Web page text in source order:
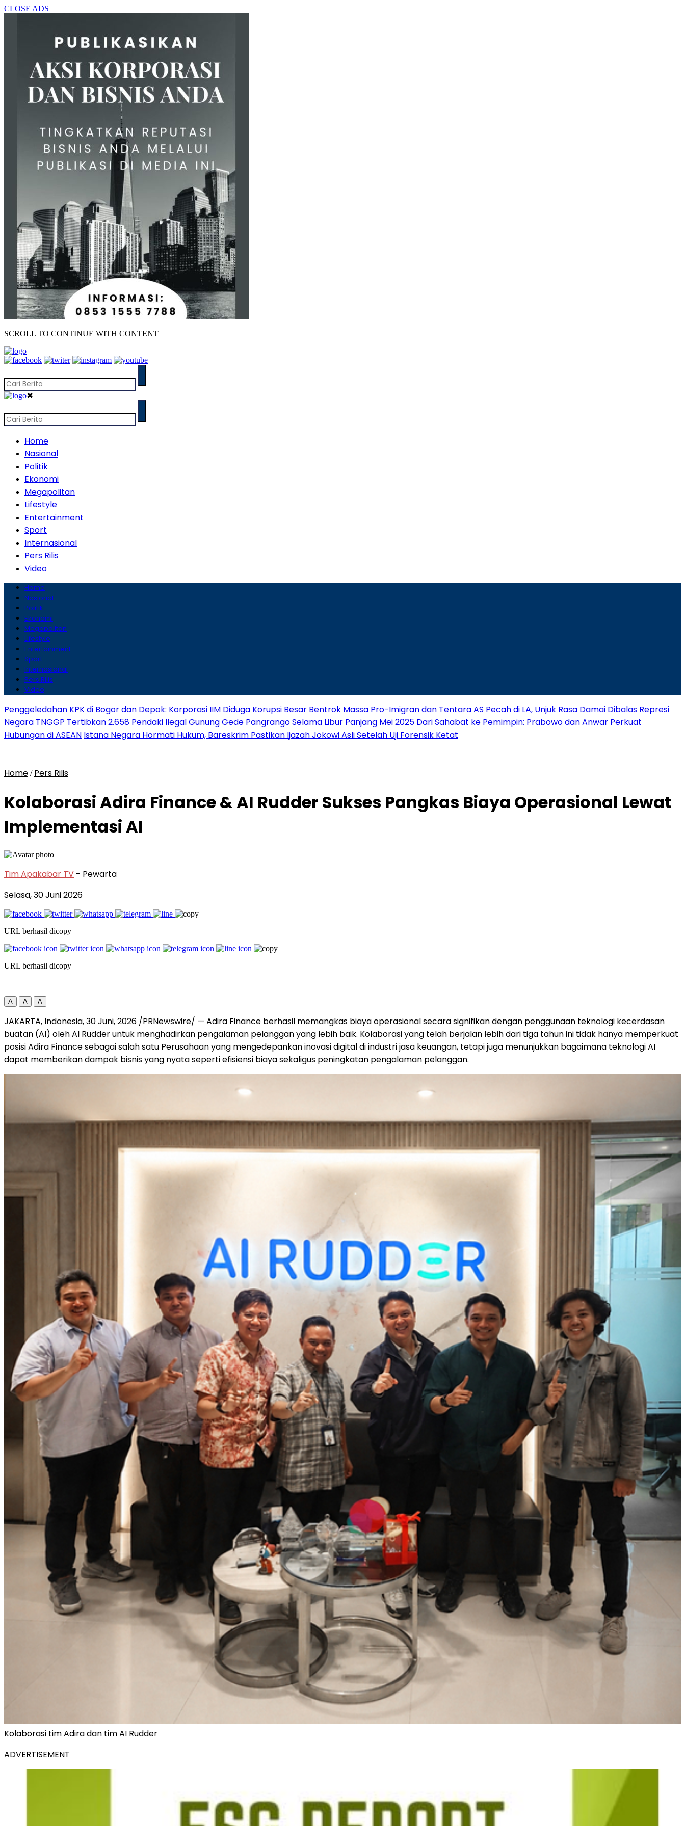
CLOSE ADS
SCROLL TO CONTINUE WITH CONTENT
✖
Home
Nasional
Politik
Ekonomi
Megapolitan
Lifestyle
Entertainment
Sport
Internasional
Pers Rilis
Video
Home
Nasional
Politik
Ekonomi
Megapolitan
Lifestyle
Entertainment
Sport
Internasional
Pers Rilis
Video
Penggeledahan KPK di Bogor dan Depok: Korporasi IIM Diduga Korupsi Besar Bentrok Massa Pro-Imigran dan Tentara AS Pecah di LA, Unjuk Rasa Damai Dibalas Represi
Negara TNGGP Tertibkan 2.658 Pendaki Ilegal Gunung Gede Pangrango Selama Libur Panjang Mei 2025 Dari Sahabat ke Pemimpin: Prabowo dan Anwar Perkuat
Hubungan di ASEAN Istana Negara Hormati Hukum, Bareskrim Pastikan Ijazah Jokowi Asli Setelah Uji Forensik Ketat
Home / Pers Rilis
Kolaborasi Adira Finance & AI Rudder Sukses Pangkas Biaya Operasional Lewat
Implementasi AI
Tim Apakabar TV - Pewarta
Selasa, 30 Juni 2026
URL berhasil dicopy
URL berhasil dicopy
A A A
JAKARTA, Indonesia,30 Juni, 2026 /PRNewswire/ — Adira Finance berhasil memangkas biaya operasional secara signifikan dengan penggunaan teknologi kecerdasan
buatan (AI) oleh AI Rudder untuk menghadirkan pengalaman pelanggan yang lebih baik. Kolaborasi yang telah berjalan lebih dari tiga tahun ini tidak hanya memperkuat
posisi Adira Finance sebagai salah satu Perusahaan yang mengedepankan inovasi digital di industri jasa keuangan, tetapi juga menunjukkan bagaimana teknologi AI
dapat memberikan dampak bisnis yang nyata seperti efisiensi biaya sekaligus peningkatan pengalaman pelanggan.
Kolaborasi tim Adira dan tim AI Rudder
ADVERTISEMENT